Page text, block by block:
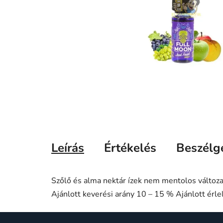
Leírás Értékelés
Szőlő és alma nektár ízek nem mentolos
Ajánlott keverési arány 10 – 15 % Ajánlott